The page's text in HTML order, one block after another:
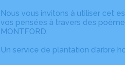
Nous vous invitons à utiliser cet
vos pensées à travers des
MONTFORD.
Un service de plantation d’arbre